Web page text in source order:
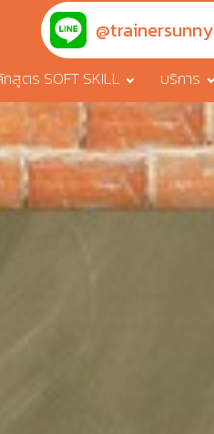
@trainersunny
สูตร SOFT SKILL บริการ